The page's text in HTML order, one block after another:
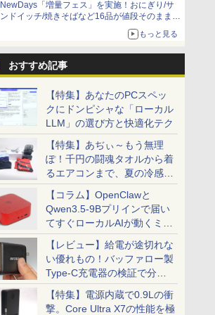
NewDays「増量フェス」を実施！おにぎり/サ
ンドイッチ/焼きそばなど16品が値段そのままで
もっと見る
おすすめ記事
【特集】あなたのPCスペッ
クにドンピシャな「ローカル
LLM」の選び方と快適化テク
【特集】あぢぃ～もう無理
ぽ！千円の闘魂タオルから着
るエアコンまで、夏の冷感グ
ッズ一挙紹介
【コラム】OpenClawと
Qwen3.5-9Bプリインで届い
てすぐローカルAIが動くミニ
PC「SER9 Pro」
【レビュー】給電が途切れな
い優れもの！バッファロー製
Type-C充電器の検証で分か
ったこと
【特集】電源内蔵で0.9Lの衝
撃。Core Ultra X7の性能を極